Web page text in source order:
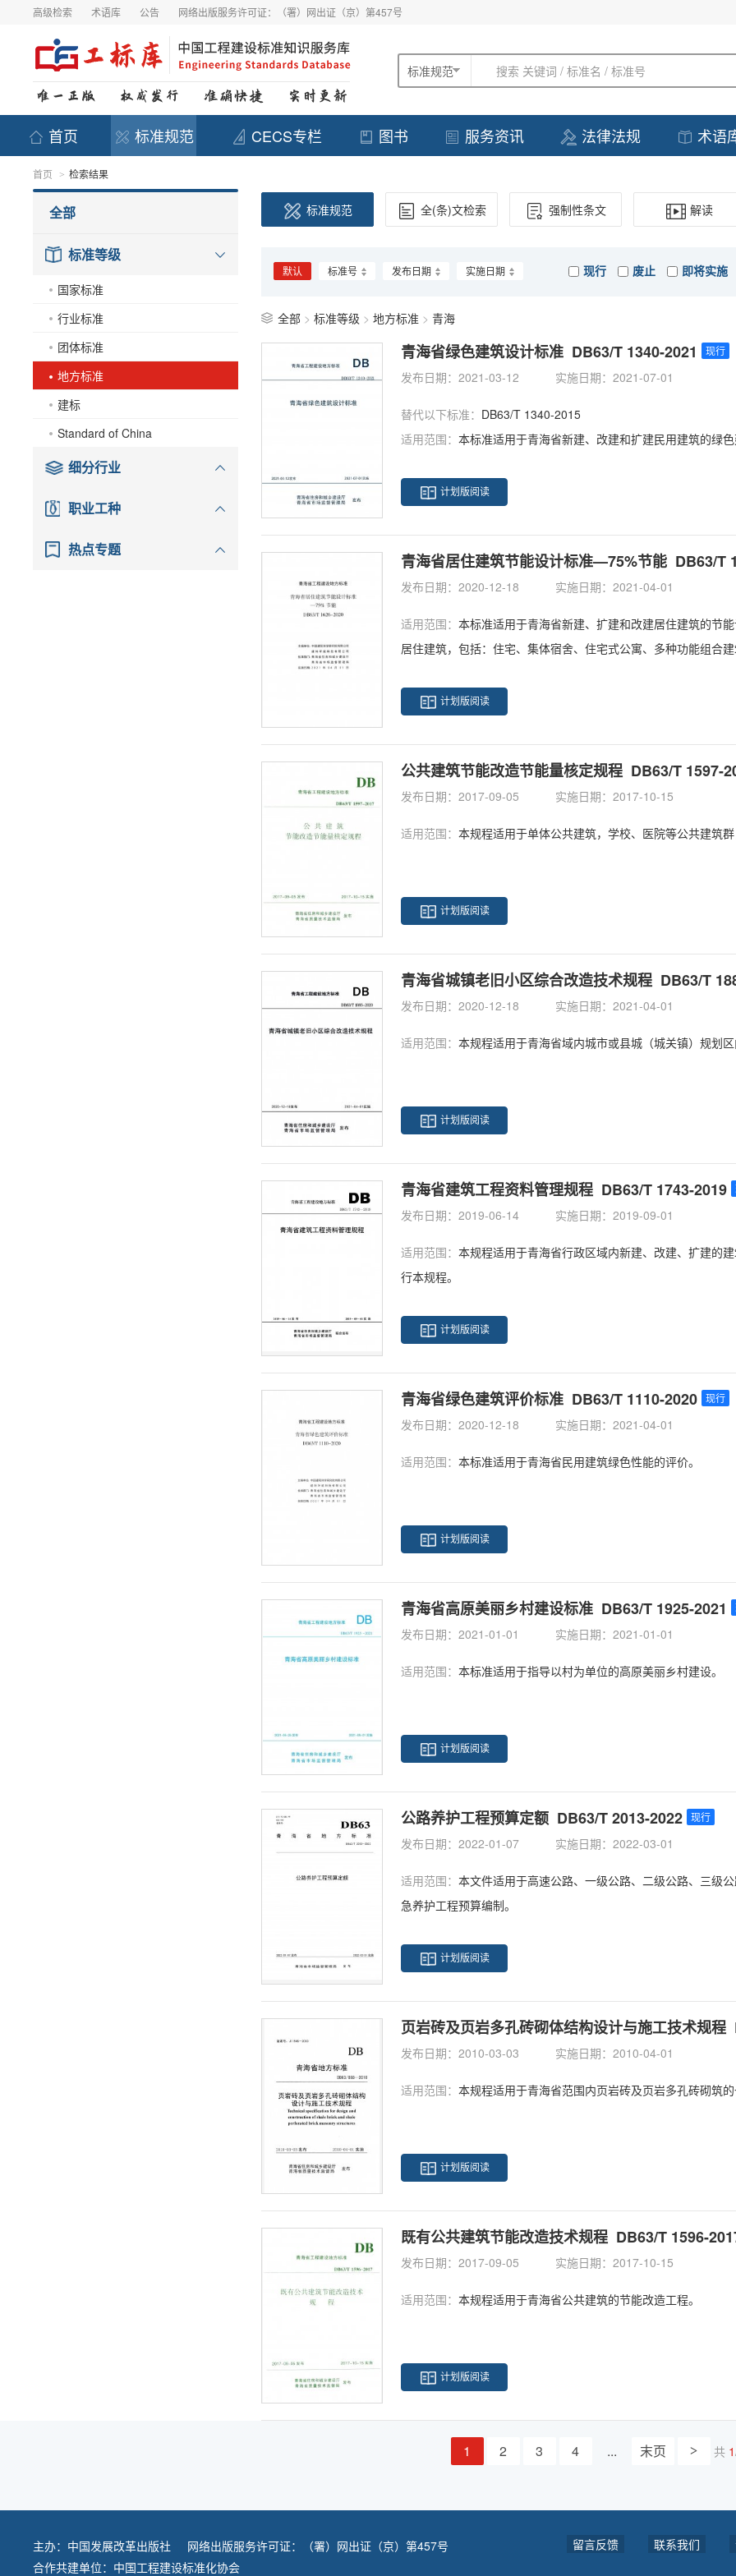
高级检索 术语库 公告 网络出版服务许可证：（署）网出证（京）第457号
标准规范 搜索 关键词 / 标准名 / 标准号
首页 标准规范 CECS专栏 图书 服务资讯 法律法规 术语
首页 > 检索结果
全部
标准等级
国家标准
行业标准
团体标准
地方标准
建标
Standard of China
细分行业
职业工种
热点专题
标准规范 全(条)文检索 强制性条文 解读
默认 标准号 发布日期 实施日期 现行 废止 即将实施
全部 > 标准等级 > 地方标准 > 青海
青海省绿色建筑设计标准 DB63/T 1340-2021 现行
发布日期：2021-03-12 实施日期：2021-07-01
替代以下标准： DB63/T 1340-2015
适用范围： 本标准适用于青海省新建、改建和扩建民用建筑的绿
计划版阅读
青海省居住建筑节能设计标准—75%节能 DB63/T
发布日期：2020-12-18 实施日期：2021-04-01
适用范围： 本标准适用于青海省新建、扩建和改建居住建筑的节
居住建筑，包括：住宅、集体宿舍、住宅式公寓、多种功能组合
电系统的节能设计。
计划版阅读
公共建筑节能改造节能量核定规程 DB63/T 1597-
发布日期：2017-09-05 实施日期：2017-10-15
适用范围： 本规程适用于单体公共建筑，学校、医院等公共建筑群，以及与
计划版阅读
青海省城镇老旧小区综合改造技术规程 DB63/T
发布日期：2020-12-18 实施日期：2021-04-01
适用范围： 本规程适用于青海省域内城市或县城（城关镇）规划区内建成使用年代较早、失养失修失管、市政配套设施不完善、社区服务设施不健全、未列入征收计划且居民改造意
计划版阅读
青海省建筑工程资料管理规程 DB63/T 1743-2019
发布日期：2019-06-14 实施日期：2019-09-01
适用范围： 本规程适用于青海省行政区域内新建、改建、扩建的
行本规程。
计划版阅读
青海省绿色建筑评价标准 DB63/T 1110-2020 现行
发布日期：2020-12-18 实施日期：2021-04-01
适用范围： 本标准适用于青海省民用建筑绿色性能的评价。
计划版阅读
青海省高原美丽乡村建设标准 DB63/T 1925-2021
发布日期：2021-01-01 实施日期：2021-01-01
适用范围： 本标准适用于指导以村为单位的高原美丽乡村建设。
计划版阅读
公路养护工程预算定额 DB63/T 2013-2022 现行
发布日期：2022-01-07 实施日期：2022-03-01
适用范围： 本文件适用于高速公路、一级公路、二级公路、三级
急养护工程预算编制。
计划版阅读
页岩砖及页岩多孔砖砌体结构设计与施工技术规
发布日期：2010-03-03 实施日期：2010-04-01
适用范围： 本规程适用于青海省范围内页岩砖及页岩多孔砖砌筑
计划版阅读
既有公共建筑节能改造技术规程 DB63/T 1596-
发布日期：2017-09-05 实施日期：2017-10-15
适用范围： 本规程适用于青海省公共建筑的节能改造工程。
计划版阅读
1 2 3 4 ... 末页 > 共 1
主办： 中国发展改革出版社
网络出版服务许可证：（署）网出证（京）第457号
合作共建单位： 中国工程建设标准化协会
留言反馈 联系我们